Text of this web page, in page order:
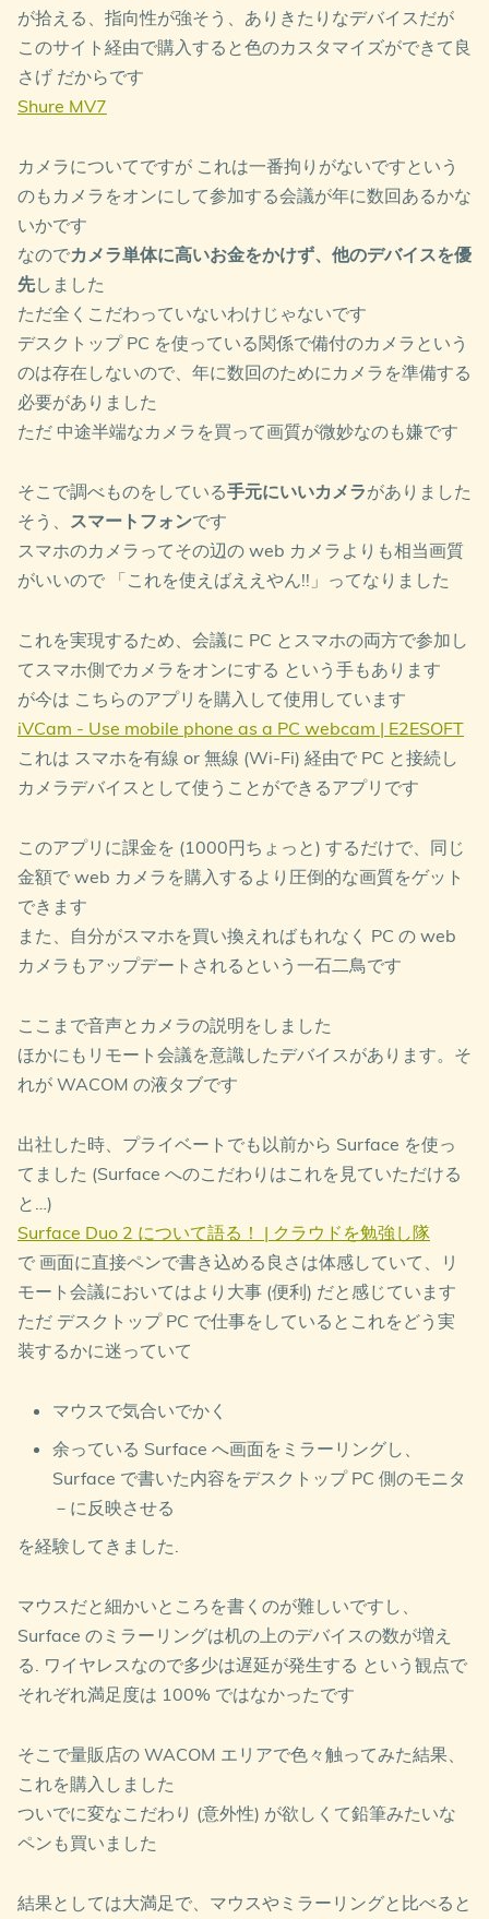
が拾える、指向性が強そう、ありきたりなデバイスだが
このサイト経由で購入すると色のカスタマイズができて良
さげ だからです
Shure MV7
カメラについてですが これは一番拘りがないですという
のもカメラをオンにして参加する会議が年に数回あるかな
いかです
なのでカメラ単体に高いお金をかけず、他のデバイスを優
先しました
ただ全くこだわっていないわけじゃないです
デスクトップ PC を使っている関係で備付のカメラという
のは存在しないので、年に数回のためにカメラを準備する
必要がありました
ただ 中途半端なカメラを買って画質が微妙なのも嫌です
そこで調べものをしている手元にいいカメラがありました
そう、 スマートフォンです
スマホのカメラってその辺の web カメラよりも相当画質
がいいので 「これを使えばええやん!!」ってなりました
これを実現するため、会議に PC とスマホの両方で参加し
てスマホ側でカメラをオンにする という手もあります
が今は こちらのアプリを購入して使用しています
iVCam - Use mobile phone as a PC webcam | E2ESOFT
これは スマホを有線 or 無線 (Wi-Fi) 経由で PC と接続し
カメラデバイスとして使うことができるアプリです
このアプリに課金を (1000円ちょっと) するだけで、同じ
金額で web カメラを購入するより圧倒的な画質をゲット
できます
また、自分がスマホを買い換えればもれなく PC の web
カメラもアップデートされるという一石二鳥です
ここまで音声とカメラの説明をしました
ほかにもリモート会議を意識したデバイスがあります。そ
れが WACOM の液タブです
出社した時、プライベートでも以前から Surface を使っ
てました (Surface へのこだわりはこれを見ていただける
と…)
Surface Duo 2 について語る！ | クラウドを勉強し隊
で 画面に直接ペンで書き込める良さは体感していて、リ
モート会議においてはより大事 (便利) だと感じています
ただ デスクトップ PC で仕事をしているとこれをどう実
装するかに迷っていて
マウスで気合いでかく
余っている Surface へ画面をミラーリングし、
Surface で書いた内容をデスクトップ PC 側のモニタ
－に反映させる
を経験してきました.
マウスだと細かいところを書くのが難しいですし、
Surface のミラーリングは机の上のデバイスの数が増え
る. ワイヤレスなので多少は遅延が発生する という観点で
それぞれ満足度は 100% ではなかったです
そこで量販店の WACOM エリアで色々触ってみた結果、
これを購入しました
ついでに変なこだわり (意外性) が欲しくて鉛筆みたいな
ペンも買いました
結果としては大満足で、マウスやミラーリングと比べると